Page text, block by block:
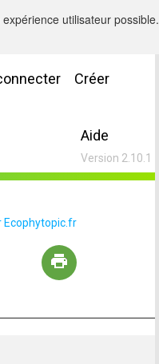
Créer
Aide
Version 2.10.1
Ecophytopic.fr
utilisateur possible.